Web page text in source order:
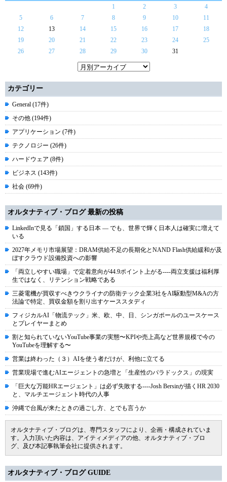
1
2 3
4
5
6 7 8 9 10
11
12
13 14 15 16 17
18
19
20 21 22 23 24
25
26
27 28 29 30 31
カテゴリー
General (17件)
その他 (194件)
アプリケーション (7件)
テクノロジー (26件)
ハードウェア (8件)
ビジネス (143件)
社会 (69件)
オルタナティブ・ブログ 最新の投稿
LinkedInで見る「鎖国」する日本 ― でも、世界で輝く日本人は確実に増えて
いる
2027年メモリ市場展望：DRAM供給不足の長期化とNAND Flash供給緩和が及
ぼすクラウド設備投資への影響
「両立しやすい職場」で定着意向が44.9ポイント上がる----両立支援は福利厚
生ではなく、リテンション戦略である
三菱電機が買収すべきウクライナの防衛テック企業3社をAI駆動型M&Aの方
法論で特定、買収金額を割り出すケーススタディ
フィジカルAI「物流テック」米、欧、中、日、シンガポールのユースケース
とプレイヤーまとめ
割と知られていないYouTube事業の実態〜KPIや売上高など世界規模で今の
YouTubeを理解する〜
営業は終わった（３）AIを使う者だけが、利他に立てる
営業現場で進むAIエージェントの急増と「生産性のパラドックス」の現実
「巨大な万能HRエージェント」は必ず失敗する----Josh Bersinが描くHR 2030
と、マルチエージェント時代の人事
沖縄で台風が来たときの過ごし方、とでも言うか
オルタナティブ・ブログは、専門スタッフにより、企画・構成されていま
す。入力頂いた内容は、アイティメディアの他、オルタナティブ・ブロ
グ、及び本記事執筆会社に提供されます。
オルタナティブ・ブログ GUIDE